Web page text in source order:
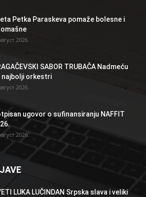
Petka Paraskeva pomaže bolesne i
2026.
SABOR TRUBAČA Nadmeću
najbolji orkestri
2026.
ugovor o sufinansiranju NAFFIT
2026.
LUKA LUČINDAN Srpska slava i veliki